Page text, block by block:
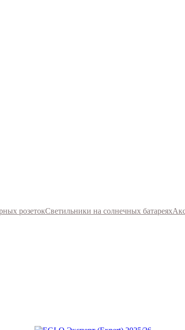
розетокСветильники на солнечных батареях